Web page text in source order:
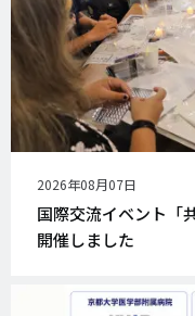
公
開
日
2026年08月07日
国際交流イベント「
開催しました